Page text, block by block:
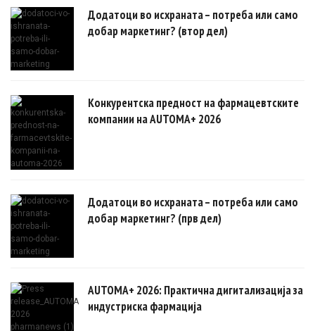
Додатоци во исхраната – потреба или само
добар маркетинг? (втор дел)
Конкурентска предност на фармацевтските
компании на AUTOMA+ 2026
Додатоци во исхраната – потреба или само
добар маркетинг? (прв дел)
AUTOMA+ 2026: Практична дигитализација за
индустриска фармација